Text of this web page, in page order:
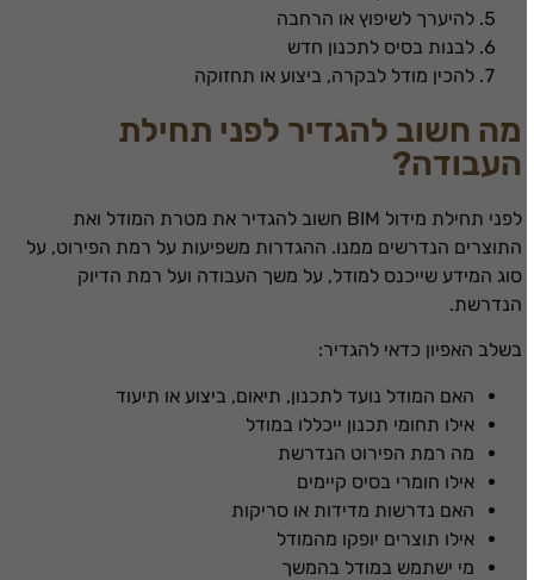
להיערך לשיפוץ או הרחבה
לבנות בסיס לתכנון חדש
להכין מודל לבקרה, ביצוע או תחזוקה
מה חשוב להגדיר לפני תחילת
העבודה?
לפני תחילת מידול BIM חשוב להגדיר את מטרת המודל ואת
התוצרים הנדרשים ממנו. ההגדרות משפיעות על רמת הפירוט, על
סוג המידע שייכנס למודל, על משך העבודה ועל רמת הדיוק
הנדרשת.
בשלב האפיון כדאי להגדיר:
האם המודל נועד לתכנון, תיאום, ביצוע או תיעוד
אילו תחומי תכנון ייכללו במודל
מה רמת הפירוט הנדרשת
אילו חומרי בסיס קיימים
האם נדרשות מדידות או סריקות
אילו תוצרים יופקו מהמודל
מי ישתמש במודל בהמשך